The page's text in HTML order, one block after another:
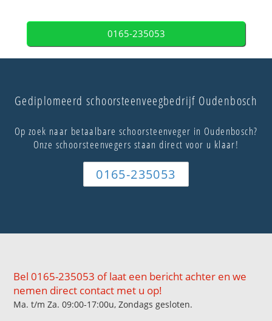
0165-235053
Gediplomeerd schoorsteenveegbedrijf Oudenbosch
Op zoek naar betaalbare schoorsteenveger in Oudenbosch?
Onze schoorsteenvegers staan direct voor u klaar!
0165-235053
Bel 0165-235053 of laat een bericht achter en we
nemen direct contact met u op!
Ma. t/m Za. 09:00-17:00u, Zondags gesloten.